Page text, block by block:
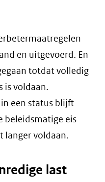
en uitgevoerd. En
totdat volledig
is voldaan.
een status blijft
beleidsmatige eis
langer voldaan.
last